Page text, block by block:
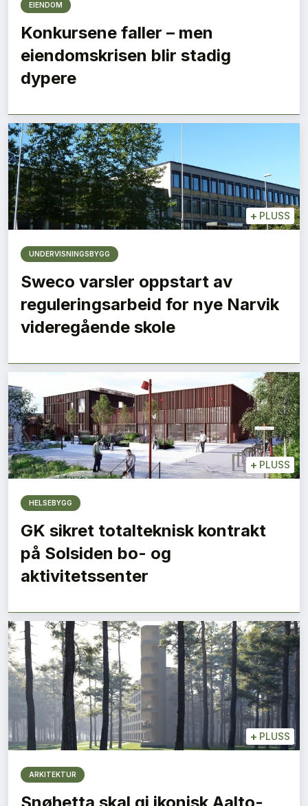
EIENDOM
Konkursene faller – men
eiendomskrisen blir stadig
dypere
+ PLUSS
UNDERVISNINGSBYGG
Sweco varsler oppstart av
reguleringsarbeid for nye Narvik
videregående skole
+ PLUSS
HELSEBYGG
GK sikret totalteknisk kontrakt
på Solsiden bo- og
aktivitetssenter
+ PLUSS
ARKITEKTUR